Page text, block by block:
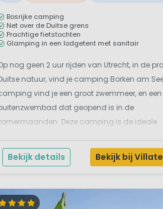
Bosrijke camping
Net over de Duitse grens
Prachtige fietstochten
Glamping in een lodgetent met sanitair
nog geen 2 uur rijden van Utrecht, in de
natuur, vind je camping Borken am
vind je een groot zwemmeer, en een
dat geopend is in de
Deze camping is de ideale
ontdekken.Een fijne kindvriendelijke
glampingcamping in Münsterla...
Bekijk details Bekijk bij